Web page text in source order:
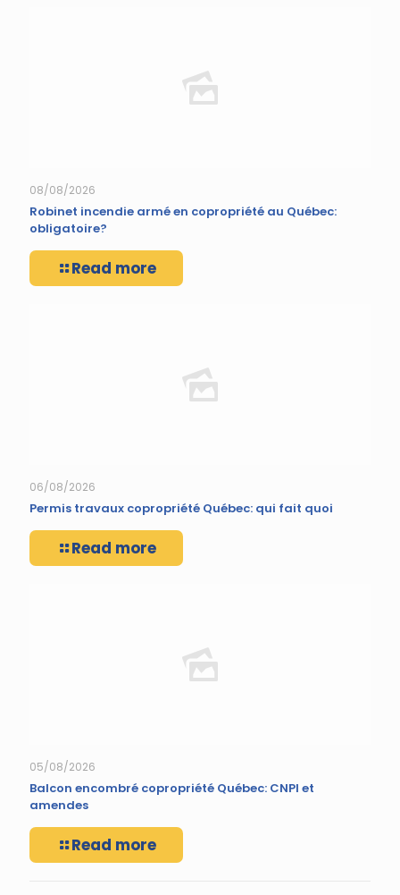
08/08/2026
Robinet incendie armé en copropriété au Québec:
obligatoire?
Read more
06/08/2026
Permis travaux copropriété Québec: qui fait quoi
Read more
05/08/2026
Balcon encombré copropriété Québec: CNPI et
amendes
Read more